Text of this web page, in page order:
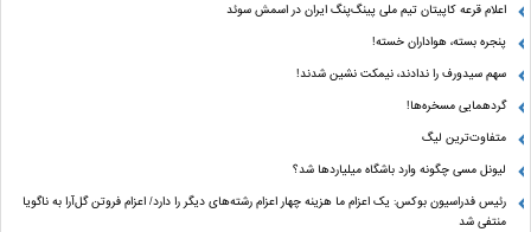
اعلام قرعه کاپیتان تیم ملی پینگ‌پنگ ایران در اسمش سوئد
پنجره بسته، هواداران خسته!
سهم سیدورف را ندادند، نیمکت نشین شدند!
گردهمایی مسخره‌ها!
متفاوت‌ترین لیگ
لیونل مسی چگونه وارد باشگاه میلیاردها شد؟
رئیس فدراسیون بوکس: یک اعزام ما هزینه چهار اعزام رشته‌های دیگر را دارد/ اعزام فروتن گل‌آرا به ناگویا
منتفی شد